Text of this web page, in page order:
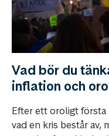
Vad bör du
inflation och
Efter ett oroligt första
vad en kris består av,